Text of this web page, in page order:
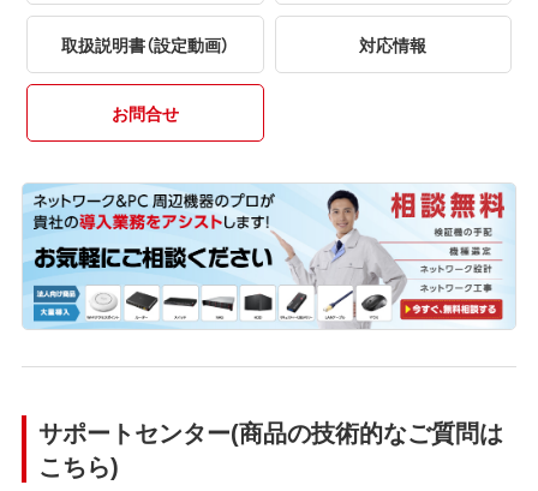
取扱説明書（設定動画） 対応情報
お問合せ
サポートセンター(商品の技術的なご質問は
こちら)